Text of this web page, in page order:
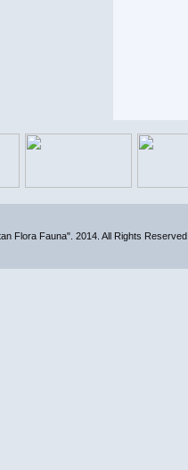
Flora Fauna". 2014. All Rights Reserved.